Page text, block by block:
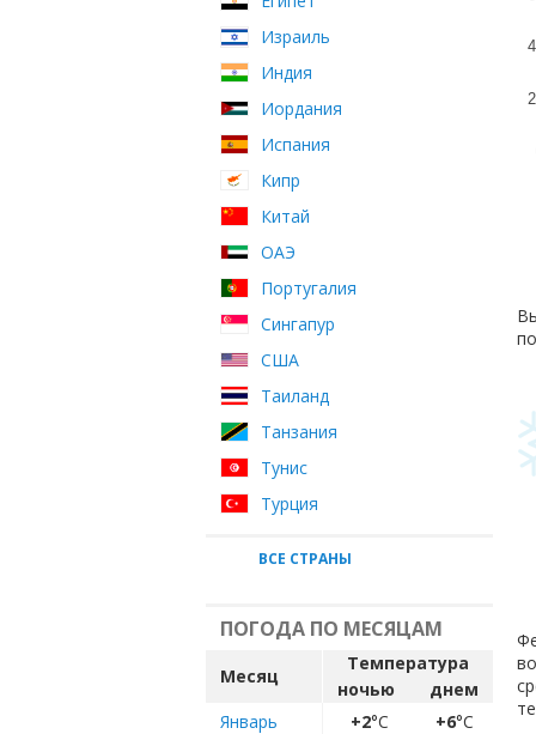
Израиль
Индия
Иордания
Испания
Кипр
Китай
ОАЭ
Португалия
Сингапур
США
Таиланд
Танзания
Тунис
Турция
ВСЕ СТРАНЫ
ПОГОДА ПО МЕСЯЦАМ
Месяц
Температура
ночью
днем
Январь
+2°C +6°C